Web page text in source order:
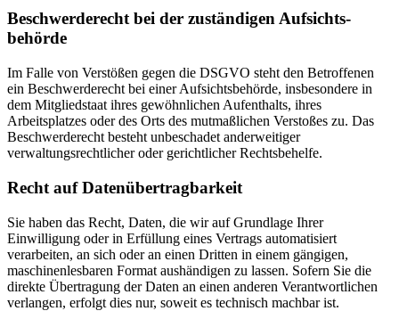
Beschwerde­recht bei der zuständigen Aufsichts­
behörde
Im Falle von Verstößen gegen die DSGVO steht den Betroffenen
ein Beschwerderecht bei einer Aufsichtsbehörde, insbesondere in
dem Mitgliedstaat ihres gewöhnlichen Aufenthalts, ihres
Arbeitsplatzes oder des Orts des mutmaßlichen Verstoßes zu. Das
Beschwerderecht besteht unbeschadet anderweitiger
verwaltungsrechtlicher oder gerichtlicher Rechtsbehelfe.
Recht auf Daten­übertrag­barkeit
Sie haben das Recht, Daten, die wir auf Grundlage Ihrer
Einwilligung oder in Erfüllung eines Vertrags automatisiert
verarbeiten, an sich oder an einen Dritten in einem gängigen,
maschinenlesbaren Format aushändigen zu lassen. Sofern Sie die
direkte Übertragung der Daten an einen anderen Verantwortlichen
verlangen, erfolgt dies nur, soweit es technisch machbar ist.